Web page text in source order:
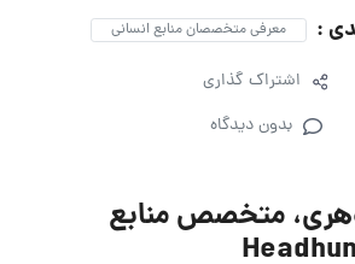
: معرفی متخصصان منابع انسانی
اشتراک گذاری
بدون دیدگاه
متخصص منابع